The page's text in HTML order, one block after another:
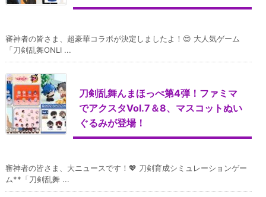
審神者の皆さま、超豪華コラボが決定しましたよ！😍 大人気ゲーム
「刀剣乱舞ONLI ...
刀剣乱舞んまほっぺ第4弾！ファミマ
でアクスタVol.7＆8、マスコットぬい
ぐるみが登場！
審神者の皆さま、大ニュースです！💖 刀剣育成シミュレーションゲー
ム**「刀剣乱舞 ...